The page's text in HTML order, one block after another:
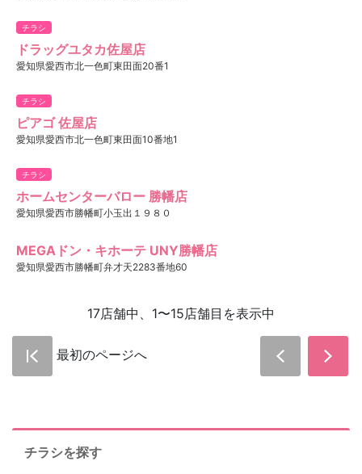
チラシ
ドラッグユタカ佐屋店
愛知県愛西市北一色町東田面20番1
チラシ
ピアゴ 佐屋店
愛知県愛西市北一色町東田面10番地1
チラシ
ホームセンターバロー 勝幡店
愛知県愛西市勝幡町小玉出１９８０
MEGAドン・キホーテ UNY勝幡店
愛知県愛西市勝幡町弁才天2283番地60
17店舗中、1〜15店舗目を表示中
最初のページへ
チラシを探す